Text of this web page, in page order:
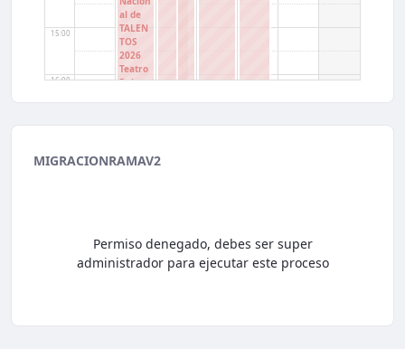
15:00
16:00
17:00
al de
TALEN
TOS
2026
Teatro
Robert
de
MIGRACIONRAMAV2
Permiso denegado, debes ser super
administrador para ejecutar este proceso